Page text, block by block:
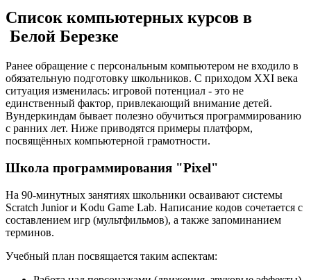
Список компьютерных курсов в
Белой Березке
Ранее обращение с персональным компьютером не входило в
обязательную подготовку школьников. С приходом XXI века
ситуация изменилась: игровой потенциал - это не
единственный фактор, привлекающий внимание детей.
Вундеркиндам бывает полезно обучиться программированию
с ранних лет. Ниже приводятся примеры платформ,
посвящённых компьютерной грамотности.
Школа программирования "Pixel"
На 90-минутных занятиях школьники осваивают системы
Scratch Junior и Kodu Game Lab. Написание кодов сочетается с
составлением игр (мультфильмов), а также запоминанием
терминов.
Учебный план посвящается таким аспектам: